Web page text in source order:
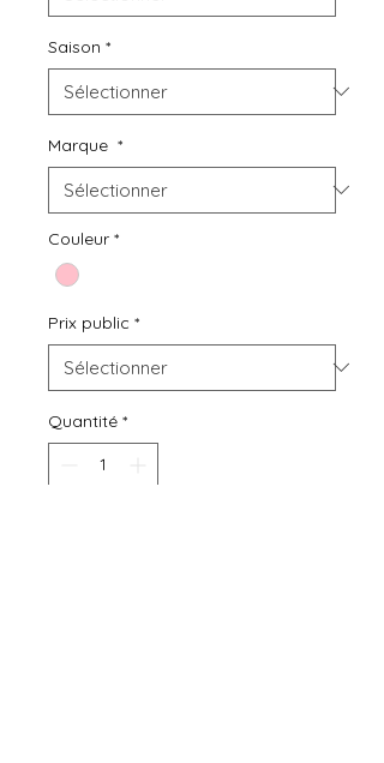
Saison *
Marque *
Couleur *
Prix public *
Quantité *